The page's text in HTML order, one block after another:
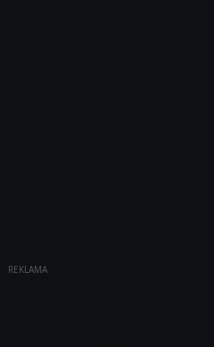
REKLAMA